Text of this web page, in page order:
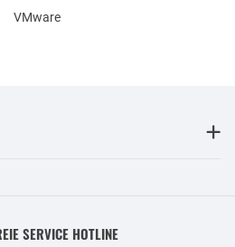
VMware
SERVICE HOTLINE